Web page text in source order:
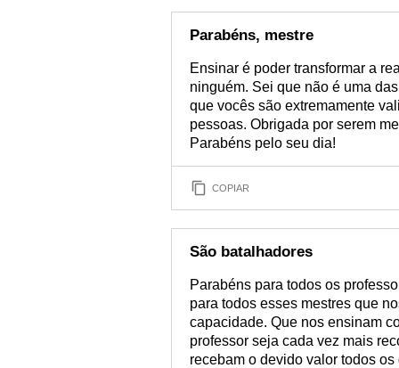
Parabéns, mestre
Ensinar é poder transformar a
ninguém. Sei que não é uma
que vocês são extremamente
pessoas. Obrigada por serem
Parabéns pelo seu dia!
COPIAR
São batalhadores
Parabéns para todos os
para todos esses mestres que
capacidade. Que nos ensinam
professor seja cada vez mais
recebam o devido valor todos